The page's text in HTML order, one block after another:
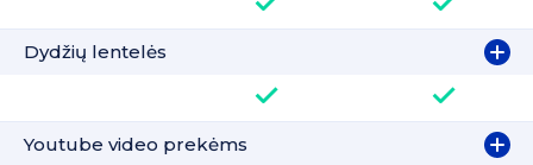
Dydžių lentelės
Youtube video prekėms